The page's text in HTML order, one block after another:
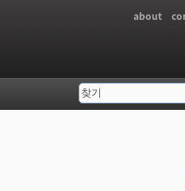
about
검색 폼